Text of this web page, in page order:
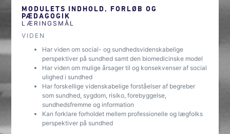
MODULETS INDHOLD, FORLØB OG
PÆDAGOGIK
LÆRINGSMÅL
VIDEN
Har viden om social- og sundhedsvidenskabelige
perspektiver på sundhed samt den biomedicinske model
Har viden om mulige årsager til og konsekvenser af social
ulighed i sundhed
Har forskellige videnskabelige forståelser af begreber
som sundhed, sygdom, risiko, forebyggelse,
sundhedsfremme og information
Kan forklare forholdet mellem professionelle og lægfolks
perspektiver på sundhed